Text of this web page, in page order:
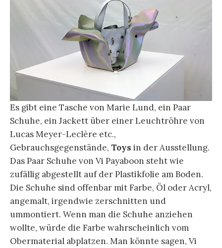
Es gibt eine Tasche von Marie Lund, ein Paar
Schuhe, ein Jackett über einer Leuchtröhre von
Lucas Meyer-Leclère etc.,
Gebrauchsgegenstände, Toys in der Ausstellung.
Das Paar Schuhe von Vi Payaboon steht wie
zufällig abgestellt auf der Plastikfolie am Boden.
Die Schuhe sind offenbar mit Farbe, Öl oder Acryl,
angemalt, irgendwie zerschnitten und
ummontiert. Wenn man die Schuhe anziehen
wollte, würde die Farbe wahrscheinlich vom
Obermaterial abplatzen. Man könnte sagen, Vi